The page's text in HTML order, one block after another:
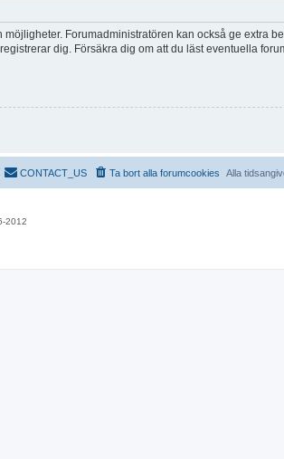
Forumadministratören kan också ge extra
dig. Försäkra dig om att du läst eventuella
Alla
Ta bort alla forumcookies
CONTACT_US
2012